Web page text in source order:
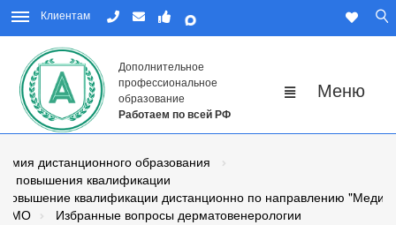
Клиентам
Дополнительное
профессиональное
образование
Работаем по всей РФ
дистанционного образования
повышения квалификации
Повышение квалификации дистанционно по направлению
НМО
Избранные вопросы дерматовенерологии